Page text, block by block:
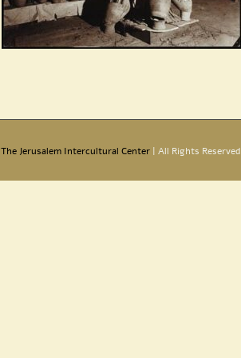
The Jerusalem Intercultural Center | All Rights Reserved